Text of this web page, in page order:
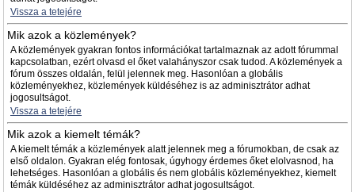
Vissza a tetejére
Mik azok a közlemények?
A közlemények gyakran fontos információkat tartalmaznak az adott fórummal
kapcsolatban, ezért olvasd el őket valahányszor csak tudod. A közlemények a
fórum összes oldalán, felül jelennek meg. Hasonlóan a globális
közleményekhez, közlemények küldéséhez is az adminisztrátor adhat
jogosultságot.
Vissza a tetejére
Mik azok a kiemelt témák?
A kiemelt témák a közlemények alatt jelennek meg a fórumokban, de csak az
első oldalon. Gyakran elég fontosak, úgyhogy érdemes őket elolvasnod, ha
lehetséges. Hasonlóan a globális és nem globális közleményekhez, kiemelt
témák küldéséhez az adminisztrátor adhat jogosultságot.